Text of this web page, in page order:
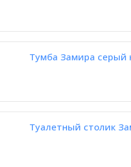
Тумба Замира серый
Туалетный столик